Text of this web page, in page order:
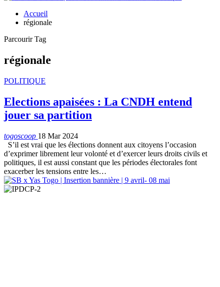
Accueil
régionale
Parcourir Tag
régionale
POLITIQUE
Elections apaisées : La CNDH entend
jouer sa partition
togoscoop 18 Mar 2024
S’il est vrai que les élections donnent aux citoyens l’occasion
d’exprimer librement leur volonté et d’exercer leurs droits civils et
politiques, il est aussi constant que les périodes électorales font
exacerber les tensions entre les…